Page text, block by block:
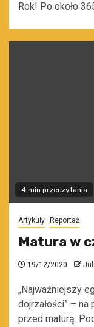
Rok! Po około
4 min przeczytania
Artykuły Reportaż
Matura w
19/12/2020
„Najważniejszy
dojrzałości” – na
przed maturą.